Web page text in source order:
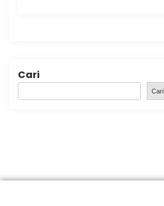
Cari
Cari